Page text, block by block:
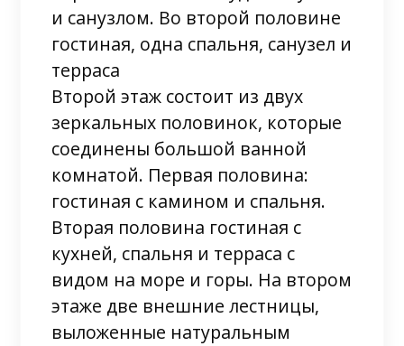
и санузлом. Во второй половине
гостиная, одна спальня, санузел и
терраса
Второй этаж состоит из двух
зеркальных половинок, которые
соединены большой ванной
комнатой. Первая половина:
гостиная с камином и спальня.
Вторая половина гостиная с
кухней, спальня и терраса с
видом на море и горы. На втором
этаже две внешние лестницы,
выложенные натуральным